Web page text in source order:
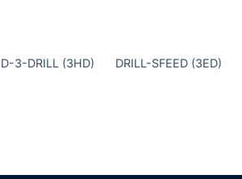
3-DRILL (3HD) DRILL-SFEED (3ED)